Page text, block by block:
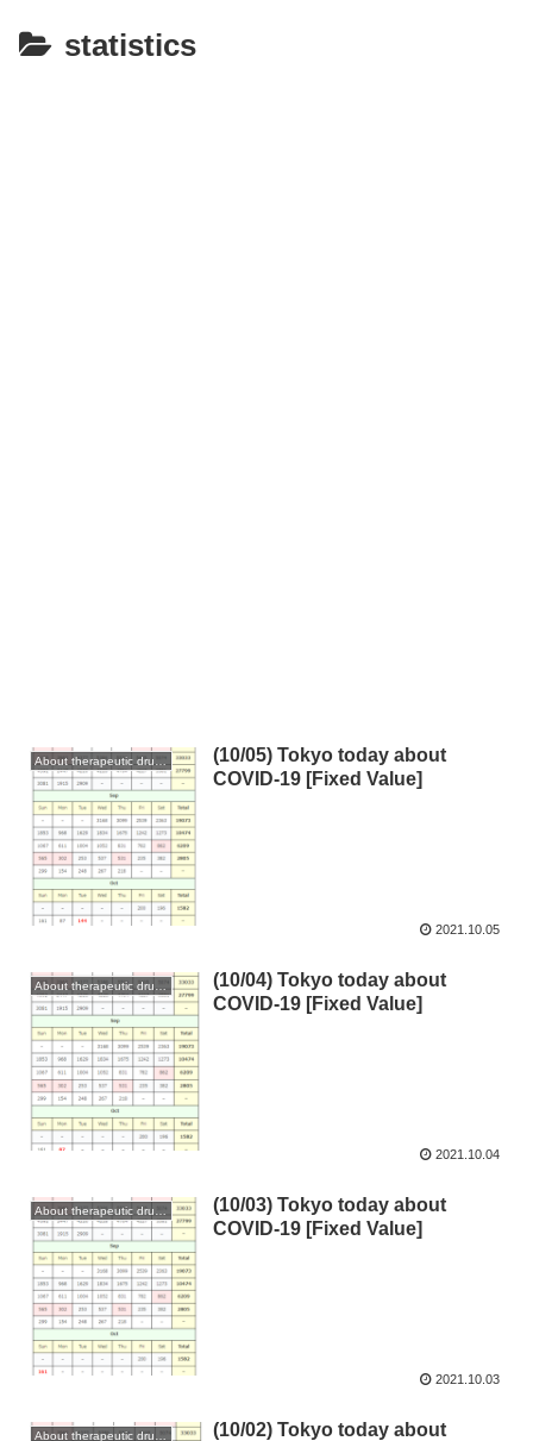
statistics
About therapeutic drugs and vaccines
(10/05) Tokyo today about
COVID-19 [Fixed Value]
2021.10.05
(10/04) Tokyo today about
COVID-19 [Fixed Value]
2021.10.04
About therapeutic drugs and vaccines
(10/03) Tokyo today about
COVID-19 [Fixed Value]
2021.10.03
(10/02) Tokyo today about